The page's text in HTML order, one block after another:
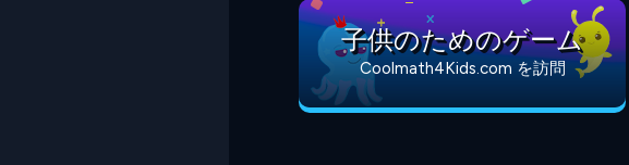
子供のためのゲーム
Coolmath4Kids.com を訪問